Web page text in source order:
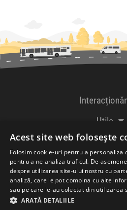
Utile
De la creatorii
Acceptăm plăți
Acest site web folosește
Folosim cookie-uri pentru a personaliza
pentru a ne analiza traficul. De
despre utilizarea site-ului nostru cu
analiză, care le pot combina cu alte
sau pe care le-au colectat din utilizarea
ARATĂ DETALIILE